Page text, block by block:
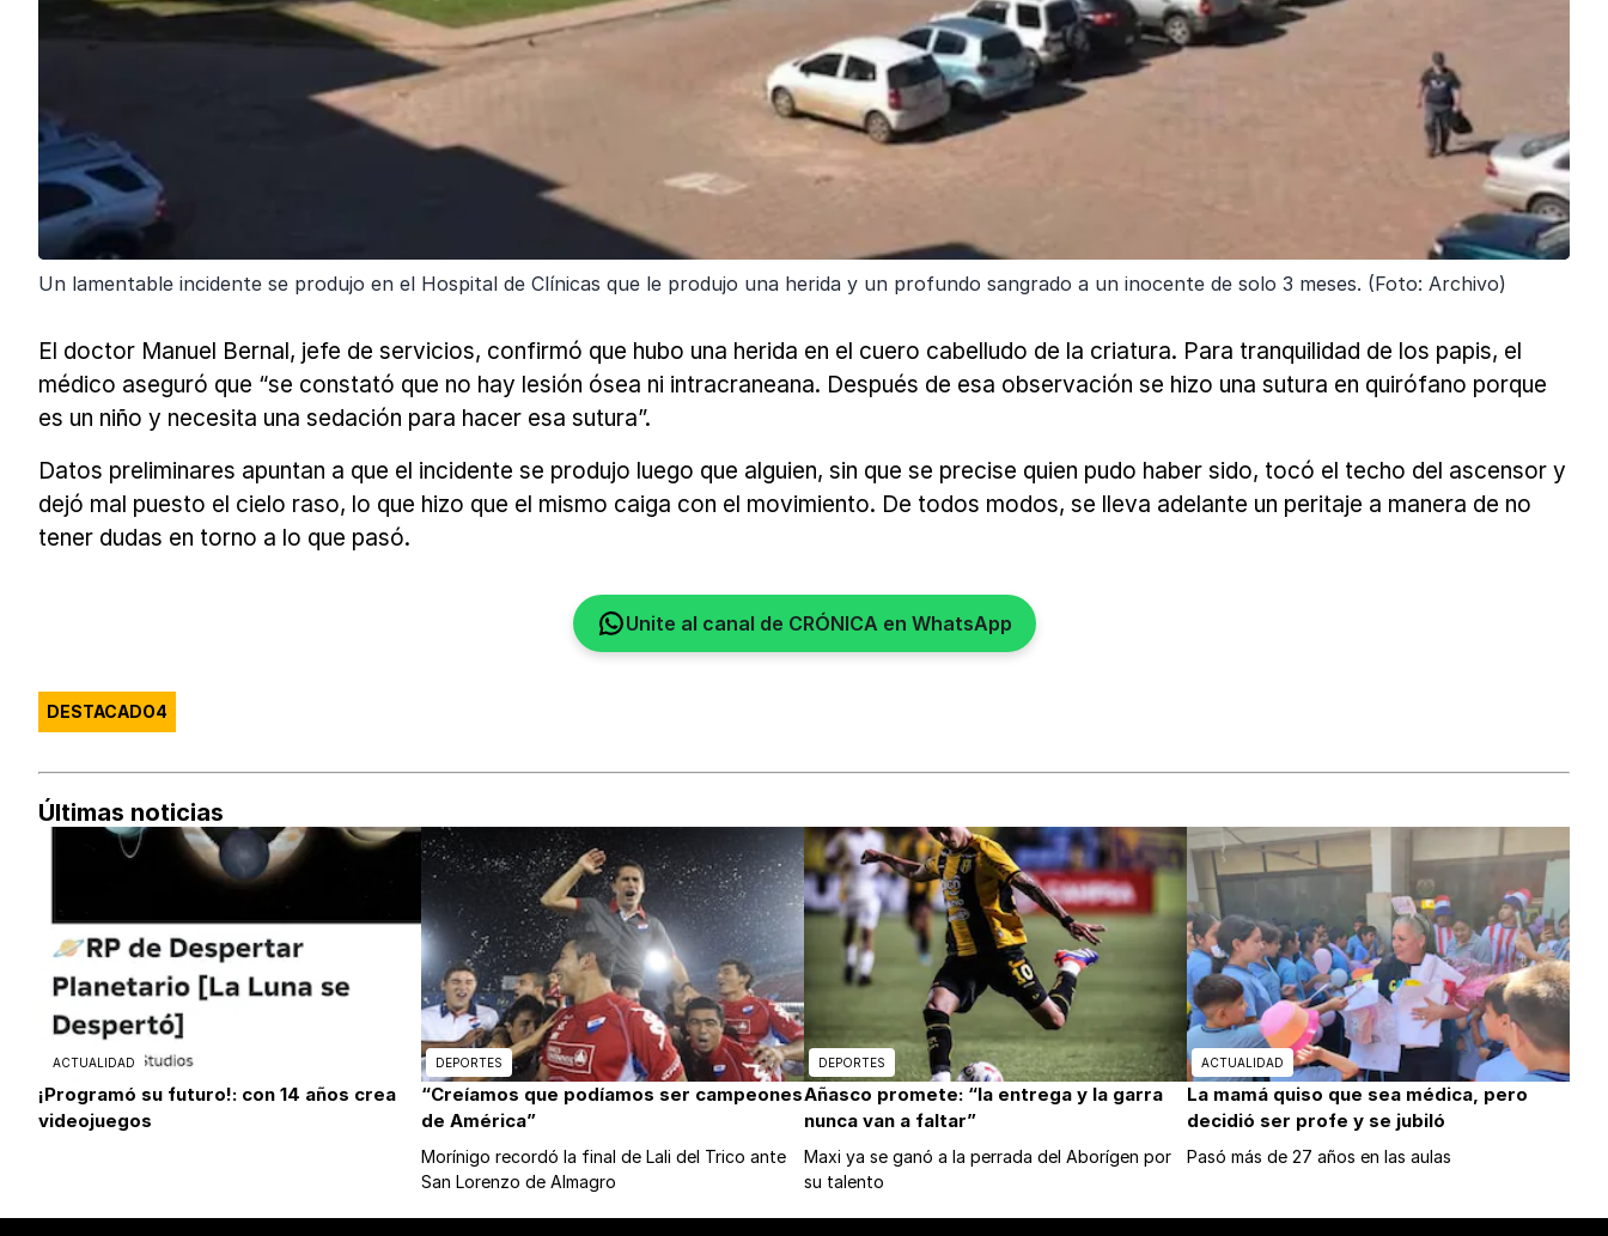
Un lamentable incidente se produjo en el Hospital de Clínicas que le produjo una herida y un profundo sangrado a un inocente de solo 3 meses. (Foto: Archivo)
El doctor Manuel Bernal, jefe de servicios, confirmó que hubo una herida en el cuero cabelludo de la criatura. Para tranquilidad de los papis, el
médico aseguró que “se constató que no hay lesión ósea ni intracraneana. Después de esa observación se hizo una sutura en quirófano porque
es un niño y necesita una sedación para hacer esa sutura”.
Datos preliminares apuntan a que el incidente se produjo luego que alguien, sin que se precise quien pudo haber sido, tocó el techo del ascensor y
dejó mal puesto el cielo raso, lo que hizo que el mismo caiga con el movimiento. De todos modos, se lleva adelante un peritaje a manera de no
tener dudas en torno a lo que pasó.
Unite al canal de CRÓNICA en WhatsApp
DESTACADO4
Últimas noticias
ACTUALIDAD
¡Programó su futuro!: con 14 años crea
videojuegos
DEPORTES
“Creíamos que podíamos ser campeones
de América”
Morínigo recordó la final de Lali del Trico ante
San Lorenzo de Almagro
DEPORTES
Añasco promete: “la entrega y la garra
nunca van a faltar”
Maxi ya se ganó a la perrada del Aborígen por
su talento
ACTUALIDAD
La mamá quiso que sea médica, pero
decidió ser profe y se jubiló
Pasó más de 27 años en las aulas